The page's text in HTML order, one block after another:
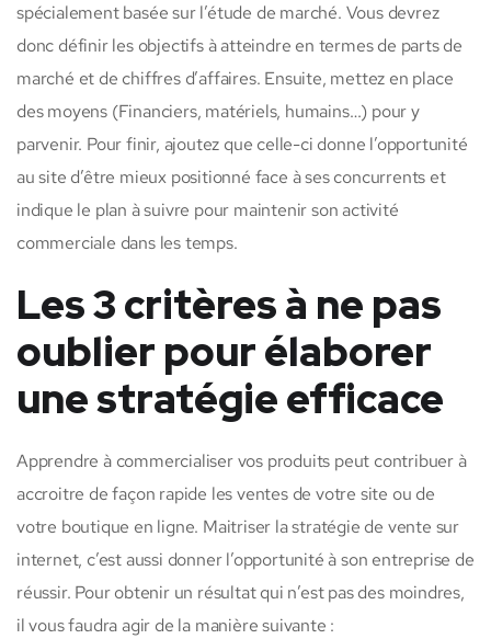
spécialement basée sur l’étude de marché. Vous devrez
donc définir les objectifs à atteindre en termes de parts de
marché et de chiffres d’affaires. Ensuite, mettez en place
des moyens (Financiers, matériels, humains…) pour y
parvenir. Pour finir, ajoutez que celle-ci donne l’opportunité
au site d’être mieux positionné face à ses concurrents et
indique le plan à suivre pour maintenir son activité
commerciale dans les temps.
Les 3 critères à ne pas
oublier pour élaborer
une stratégie efficace
Apprendre à commercialiser vos produits peut contribuer à
accroitre de façon rapide les ventes de votre site ou de
votre boutique en ligne. Maitriser la stratégie de vente sur
internet, c’est aussi donner l’opportunité à son entreprise de
réussir. Pour obtenir un résultat qui n’est pas des moindres,
il vous faudra agir de la manière suivante :